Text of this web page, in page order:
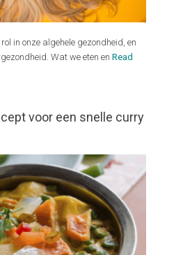
in onze algehele gezondheid, en
Wat we eten enRead
voor een snelle curry